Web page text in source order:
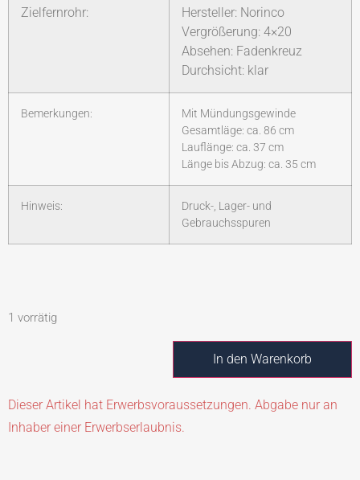
Zielfernrohr:
Hersteller: Norinco
Vergrößerung: 4×20
Absehen: Fadenkreuz
Durchsicht: klar
Bemerkungen:
Mit Mündungsgewinde
Gesamtläge: ca. 86 cm
Lauflänge: ca. 37 cm
Länge bis Abzug: ca. 35 cm
Hinweis:
Druck-, Lager- und
Gebrauchsspuren
1 vorrätig
In den Warenkorb
Dieser Artikel hat Erwerbsvoraussetzungen. Abgabe nur an
Inhaber einer Erwerbserlaubnis.